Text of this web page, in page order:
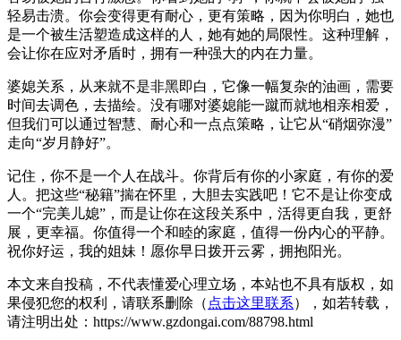
轻易击溃。你会变得更有耐心，更有策略，因为你明白，她也
是一个被生活塑造成这样的人，她有她的局限性。这种理解，
会让你在应对矛盾时，拥有一种强大的内在力量。
婆媳关系，从来就不是非黑即白，它像一幅复杂的油画，需要
时间去调色，去描绘。没有哪对婆媳能一蹴而就地相亲相爱，
但我们可以通过智慧、耐心和一点点策略，让它从“硝烟弥漫”
走向“岁月静好”。
记住，你不是一个人在战斗。你背后有你的小家庭，有你的爱
人。把这些“秘籍”揣在怀里，大胆去实践吧！它不是让你变成
一个“完美儿媳”，而是让你在这段关系中，活得更自我，更舒
展，更幸福。你值得一个和睦的家庭，值得一份内心的平静。
祝你好运，我的姐妹！愿你早日拨开云雾，拥抱阳光。
本文来自投稿，不代表懂爱心理立场，本站也不具有版权，如
果侵犯您的权利，请联系删除（ 点击这里联系），如若转载，
请注明出处：https://www.gzdongai.com/88798.html